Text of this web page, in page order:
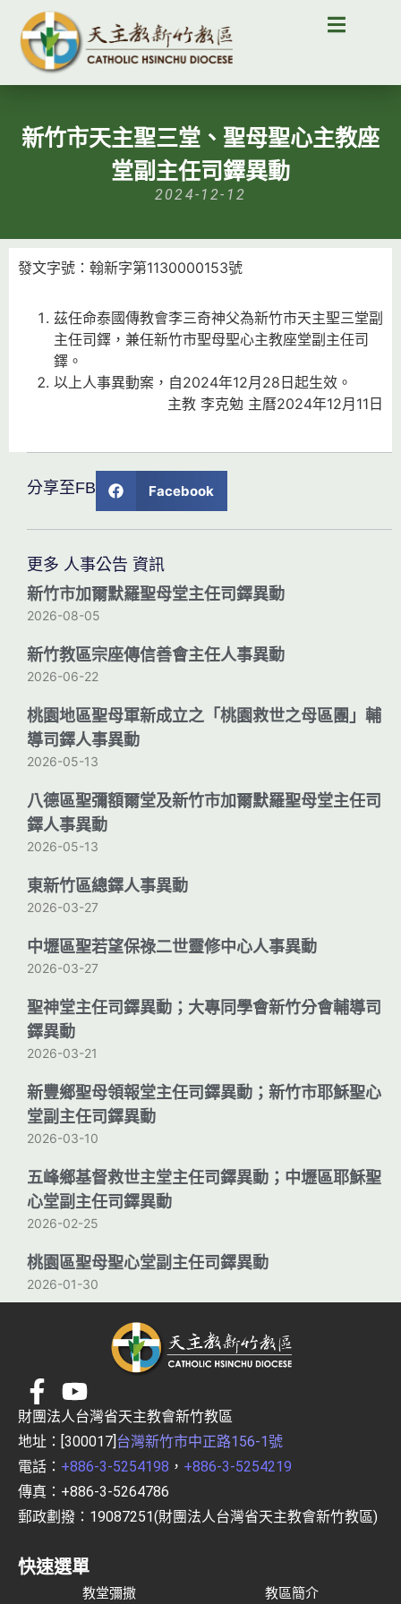
新竹市天主聖三堂、聖母聖心主教座
堂副主任司鐸異動
2024-12-12
發文字號：翰新字第1130000153號
茲任命泰國傳教會李三奇神父為新竹市天主聖三堂副
主任司鐸，兼任新竹市聖母聖心主教座堂副主任司
鐸。
以上人事異動案，自2024年12月28日起生效。
主教 李克勉 主曆2024年12月11日
分享至FB Facebook
更多 人事公告 資訊
新竹市加爾默羅聖母堂主任司鐸異動
2026-08-05
新竹教區宗座傳信善會主任人事異動
2026-06-22
桃園地區聖母軍新成立之「桃園救世之母區團」輔
導司鐸人事異動
2026-05-13
八德區聖彌額爾堂及新竹市加爾默羅聖母堂主任司
鐸人事異動
2026-05-13
東新竹區總鐸人事異動
2026-03-27
中壢區聖若望保祿二世靈修中心人事異動
2026-03-27
聖神堂主任司鐸異動；大專同學會新竹分會輔導司
鐸異動
2026-03-21
新豐鄉聖母領報堂主任司鐸異動；新竹市耶穌聖心
堂副主任司鐸異動
2026-03-10
五峰鄉基督救世主堂主任司鐸異動；中壢區耶穌聖
心堂副主任司鐸異動
2026-02-25
桃園區聖母聖心堂副主任司鐸異動
2026-01-30
財團法人台灣省天主教會新竹教區
地址：[300017]台灣新竹市中正路156-1號
電話： +886-3-5254198 ， +886-3-5254219
傳真：+886-3-5264786
郵政劃撥：19087251(財團法人台灣省天主教會新竹教區)
快速選單
教堂彌撒 教區簡介